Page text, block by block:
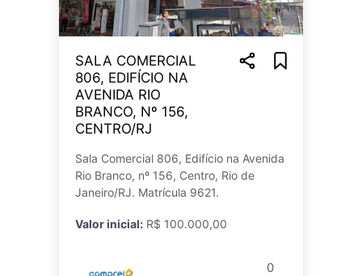
SALA COMERCIAL
806, EDIFÍCIO NA
AVENIDA RIO
BRANCO, Nº 156,
CENTRO/RJ
Sala Comercial 806, Edifício na Avenida
Rio Branco, nº 156, Centro, Rio de
Janeiro/RJ. Matrícula 9621.
Valor inicial: R$ 100.000,00
0